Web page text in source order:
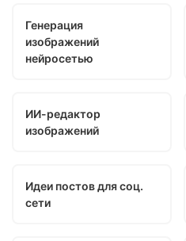
Генерация
изображений
нейросетью
ИИ-редактор
изображений
Идеи постов для соц.
сети